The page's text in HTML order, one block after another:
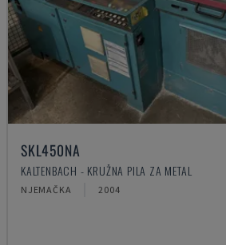
SKL450NA
KALTENBACH - KRUŽNA PILA ZA METAL
NJEMAČKA 2004